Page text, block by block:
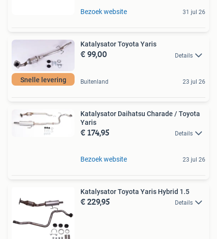
Bezoek website 31 jul 26
Snelle levering
Katalysator Toyota Yaris
€ 99,00 Details
Buitenland 23 jul 26
Katalysator Daihatsu Charade / Toyota
Yaris
€ 174,95 Details
Bezoek website 23 jul 26
Katalysator Toyota Yaris Hybrid 1.5
€ 229,95 Details